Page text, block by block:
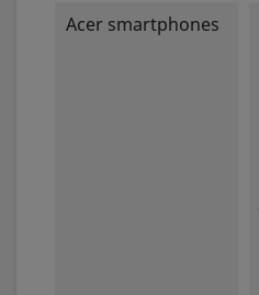
Acer smartphones